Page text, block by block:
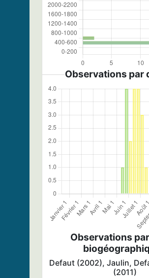
Observations par
Observations
Defaut (2002), Jaulin,
(2011)